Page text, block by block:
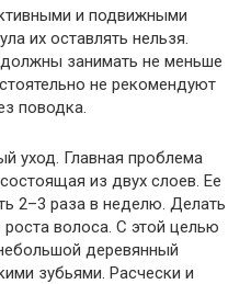
и подвижными
их оставлять нельзя.
занимать не меньше
не рекомендуют
поводка.
уход. Главная проблема
из двух слоев. Ее
2–3 раза в неделю. Делать
волоса. С этой целью
деревянный
зубьями. Расчески и